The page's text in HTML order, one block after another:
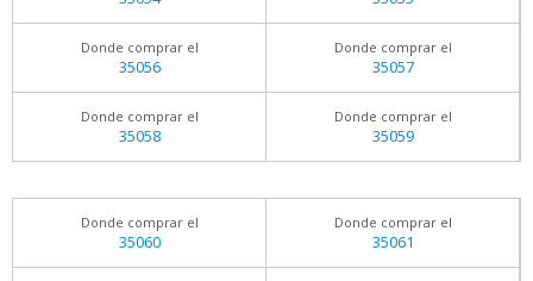
Donde comprar el
35056
Donde comprar el
35057
Donde comprar el
35058
Donde comprar el
35059
Donde comprar el
35060
Donde comprar el
35061